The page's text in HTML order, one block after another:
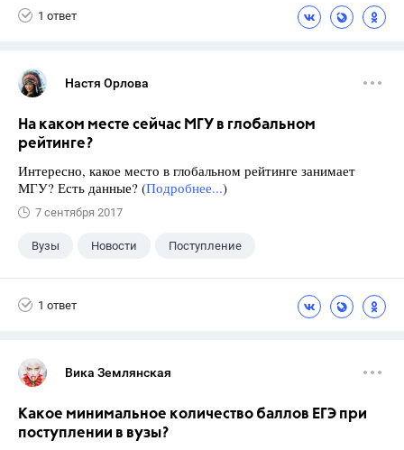
1 ответ
Настя Орлова
На каком месте сейчас МГУ в глобальном
рейтинге?
Интересно, какое место в глобальном рейтинге занимает
МГУ? Есть данные? (Подробнее...)
7 сентября 2017
Вузы Новости Поступление
1 ответ
Вика Землянская
Какое минимальное количество баллов ЕГЭ при
поступлении в вузы?